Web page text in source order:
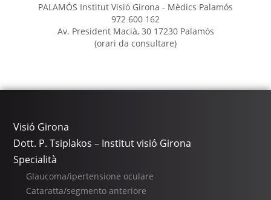
PALAMÓS Institut Visió Girona - Mèdics Palamós
972 600 162
Av. President Macià, 30 17230 Palamós
(orari da consultare)
Visió Girona
Dott. P. Tsiplakos – Institut visió Girona
Specialità
Glaucoma/ipertensione oculare
Cataratta/segmento anteriore